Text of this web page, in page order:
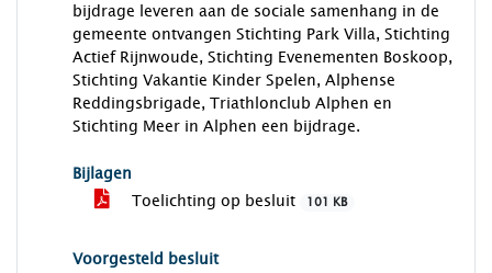
bijdrage leveren aan de sociale samenhang in de
gemeente ontvangen Stichting Park Villa, Stichting
Actief Rijnwoude, Stichting Evenementen Boskoop,
Stichting Vakantie Kinder Spelen, Alphense
Reddingsbrigade, Triathlonclub Alphen en
Stichting Meer in Alphen een bijdrage.
Bijlagen
Toelichting op besluit
101 KB
Voorgesteld besluit